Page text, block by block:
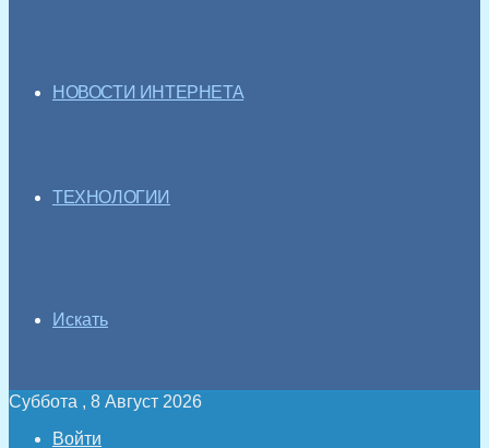
НОВОСТИ ИНТЕРНЕТА
ТЕХНОЛОГИИ
Искать
Суббота , 8 Август 2026
Войти